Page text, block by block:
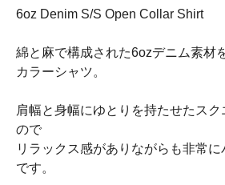
6oz Denim S/S Open Collar Shirt
綿と麻で構成された6ozデニム素材
カラーシャツ。
肩幅と身幅にゆとりを持たせたス
ので
リラックス感がありながらも非常に
です。